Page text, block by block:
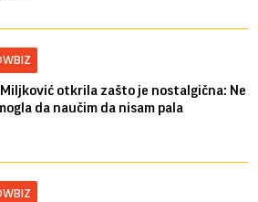
otkrila zašto je nostalgična: Ne
da naučim da nisam pala